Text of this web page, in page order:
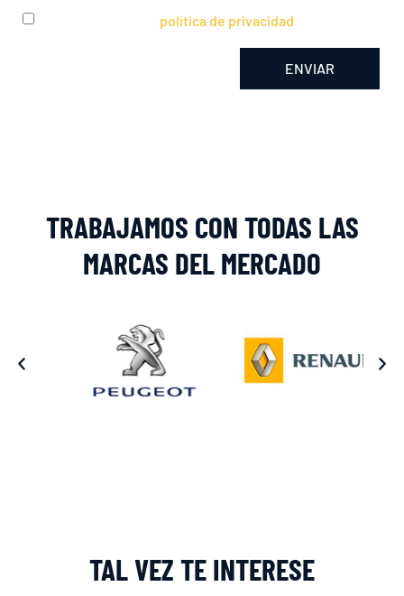
política de privacidad
ENVIAR
TRABAJAMOS CON TODAS LAS
MARCAS DEL MERCADO
TAL VEZ TE INTERESE